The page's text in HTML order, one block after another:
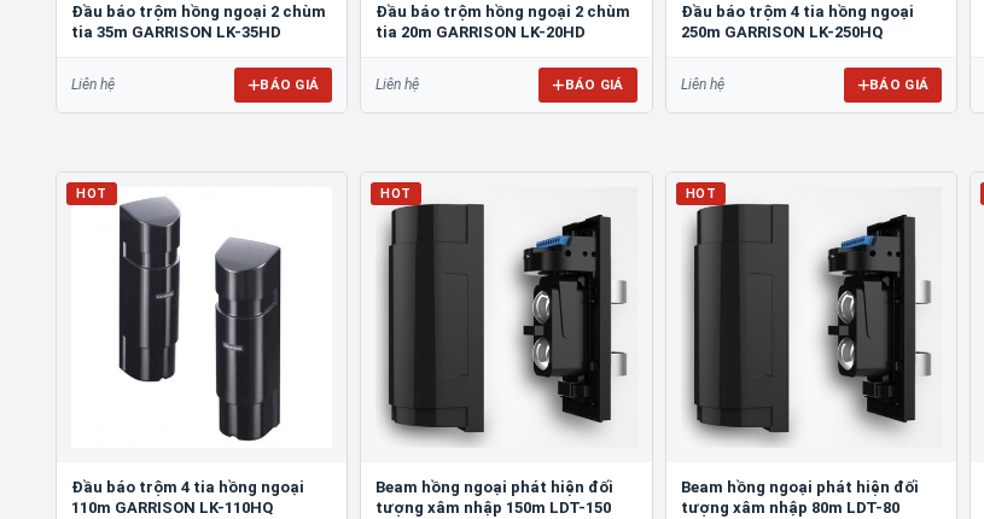
Đầu báo trộm hồng ngoại 2 chùm
tia 35m GARRISON LK-35HD
Liên hệ BÁO GIÁ
Đầu báo trộm hồng ngoại 2 chùm
tia 20m GARRISON LK-20HD
Liên hệ BÁO GIÁ
Đầu báo trộm 4 tia hồng ngoại
250m GARRISON LK-250HQ
Liên hệ BÁO GIÁ
HOT
Đầu báo trộm 4 tia hồng ngoại
110m GARRISON LK-110HQ
HOT
Beam hồng ngoại phát hiện đối
tượng xâm nhập 150m LDT-150
HOT
Beam hồng ngoại phát hiện đối
tượng xâm nhập 80m LDT-80